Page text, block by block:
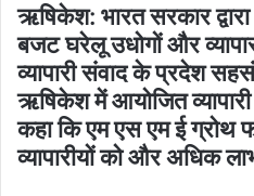
ऋषिकेश: भारत सरकार द्वारा
बजट घरेलू उधोगों और
व्यापारी संवाद के प्रदेश
ऋषिकेश में आयोजित
कहा कि एम एस एम ई ग्रोथ
व्यापारीयों को और अधिक